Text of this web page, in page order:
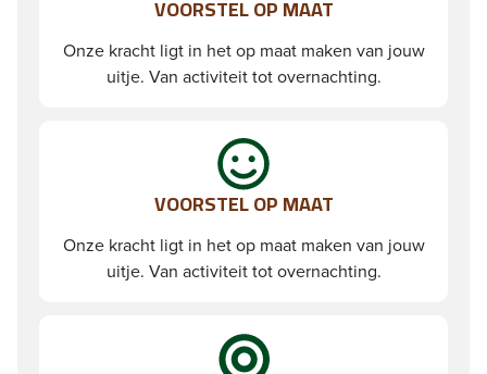
VOORSTEL OP MAAT
Onze kracht ligt in het op maat maken van jouw
uitje. Van activiteit tot overnachting.
VOORSTEL OP MAAT
Onze kracht ligt in het op maat maken van jouw
uitje. Van activiteit tot overnachting.